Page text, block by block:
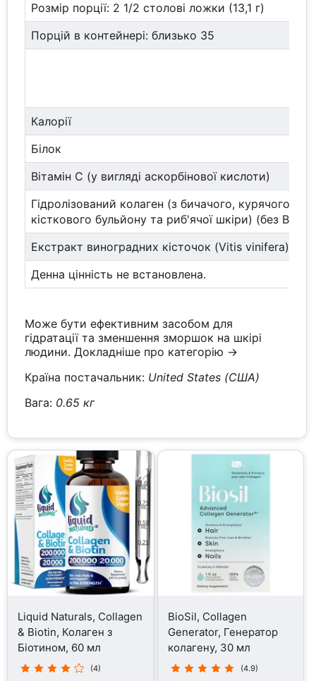
Розмір порції: 2 1/2 столові ложки (13,1 г)
Порцій в контейнері: близько 35
Калорії
Білок
Вітамін С (у вигляді аскорбінової кислоти)
Гідролізований колаген (з бичачого, курячого
кісткового бульйону та риб'ячої шкіри) (без BSE)
Екстракт виноградних кісточок (Vitis vinifera)
Денна цінність не встановлена.
Може бути ефективним засобом для
гідратації та зменшення зморшок на шкірі
людини.Докладніше про категорію →
Країна постачальник: United States (США)
Вага: 0.65 кг
Liquid Naturals, Collagen
& Biotin, Колаген з
Біотином, 60 мл
(4)
BioSil, Collagen
Generator, Генератор
колагену, 30 мл
(4.9)